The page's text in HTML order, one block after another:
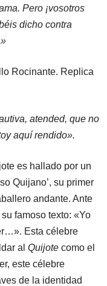
Pero ¡vosotros
dicho contra
Rocinante. Replica
atended, que no
aquí rendido».
es hallado por un
Quijano’, su primer
andante. Ante
famoso texto: «Yo
Esta célebre
al Quijote como el
este célebre
de la identidad